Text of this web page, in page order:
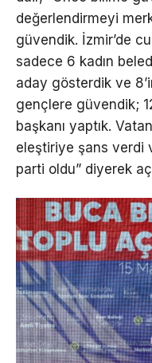
değerlendirmeyi
güvendik. İzmir’de
sadece 6 kadın
aday gösterdik ve
gençlere güvendik;
başkanı yaptık.
eleştiriye şans verdi
parti oldu” diyerek